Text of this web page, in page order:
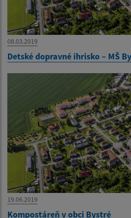
08.03.2019
Detské dopravné ihrisko – MŠ
19.06.2019
Kompostáreň v obci Bystré